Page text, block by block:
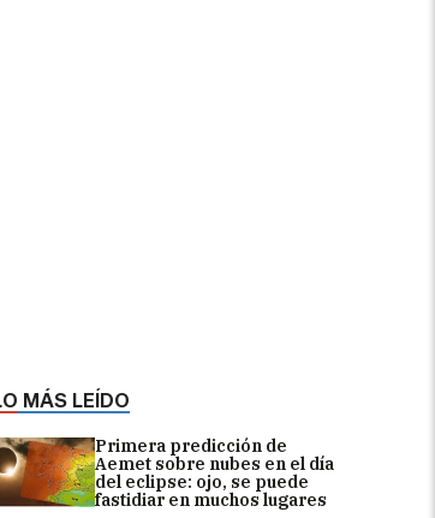
MÁS LEÍDO
Primera predicción de
Aemet sobre nubes en el día
del eclipse: ojo, se puede
fastidiar en muchos lugares